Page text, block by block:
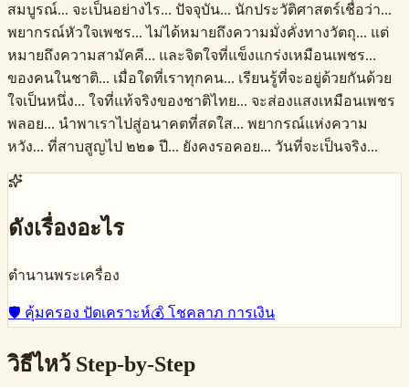
สมบูรณ์... จะเป็นอย่างไร... ปัจจุบัน... นักประวัติศาสตร์เชื่อว่า...
พยากรณ์หัวใจเพชร... ไม่ได้หมายถึงความมั่งคั่งทางวัตถุ... แต่
หมายถึงความสามัคคี... และจิตใจที่แข็งแกร่งเหมือนเพชร...
ของคนในชาติ... เมื่อใดที่เราทุกคน... เรียนรู้ที่จะอยู่ด้วยกันด้วย
ใจเป็นหนึ่ง... ใจที่แท้จริงของชาติไทย... จะส่องแสงเหมือนเพชร
พลอย... นำพาเราไปสู่อนาคตที่สดใส... พยากรณ์แห่งความ
หวัง... ที่สาบสูญไป ๒๒๑ ปี... ยังคงรอคอย... วันที่จะเป็นจริง...
ดังเรื่องอะไร
ตำนานพระเครื่อง
🛡️ คุ้มครอง ปัดเคราะห์💰 โชคลาภ การเงิน
วิธีไหว้ Step-by-Step